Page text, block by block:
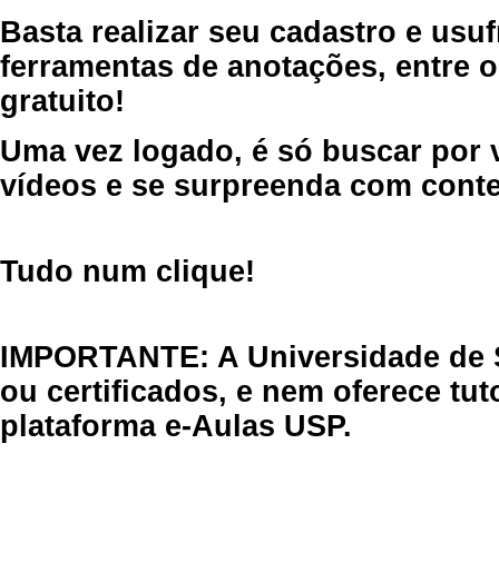
Basta realizar seu cadastro e
ferramentas de anotações, entre
gratuito!
Uma vez logado, é só buscar por
vídeos e se surpreenda com
Tudo num clique!
IMPORTANTE: A Universidade
ou certificados, e nem oferece
plataforma e-Aulas USP.